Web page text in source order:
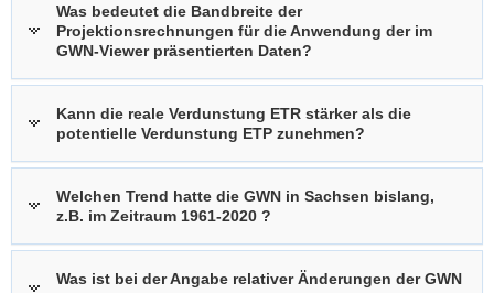
Was bedeutet die Bandbreite der
Projektionsrechnungen für die Anwendung der im
GWN-Viewer präsentierten Daten?
Kann die reale Verdunstung ETR stärker als die
potentielle Verdunstung ETP zunehmen?
Welchen Trend hatte die GWN in Sachsen bislang,
z.B. im Zeitraum 1961-2020 ?
Was ist bei der Angabe relativer Änderungen der GWN